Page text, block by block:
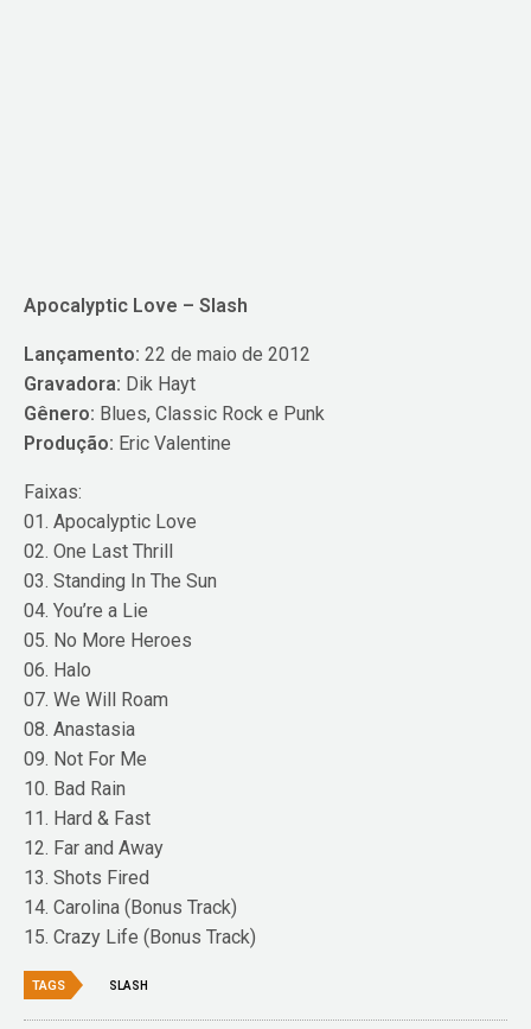
Apocalyptic Love – Slash
Lançamento: 22 de maio de 2012
Gravadora: Dik Hayt
Gênero: Blues, Classic Rock e Punk
Produção: Eric Valentine
Faixas:
01. Apocalyptic Love
02. One Last Thrill
03. Standing In The Sun
04. You’re a Lie
05. No More Heroes
06. Halo
07. We Will Roam
08. Anastasia
09. Not For Me
10. Bad Rain
11. Hard & Fast
12. Far and Away
13. Shots Fired
14. Carolina (Bonus Track)
15. Crazy Life (Bonus Track)
TAGS SLASH